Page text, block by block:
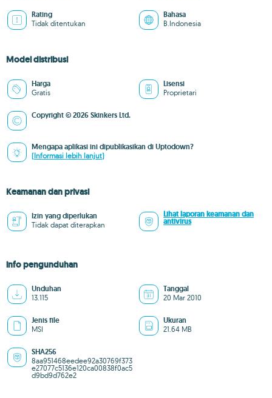
Rating
Tidak ditentukan
Bahasa
B.Indonesia
Model distribusi
Harga
Gratis
Lisensi
Proprietari
Copyright © 2026 Skinkers Ltd.
Mengapa aplikasi ini dipublikasikan di Uptodown?
(Informasi lebih lanjut)
Keamanan dan privasi
Izin yang diperlukan
Tidak dapat diterapkan
Lihat laporan keamanan dan
antivirus
info pengunduhan
Unduhan
13.115
Tanggal
20 Mar 2010
Jenis file
MSI
Ukuran
21.64 MB
SHA256
8aa951468eedee92a30769f373
e27077c5136e120ca00838f0ac5
d9bd9d762e2